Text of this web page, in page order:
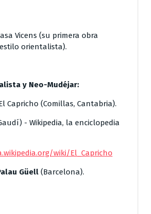
Vicens (su primera obra
orientalista).
y Neo-Mudéjar:
Capricho (Comillas, Cantabria).
wiki/El_Capricho
Güell (Barcelona).